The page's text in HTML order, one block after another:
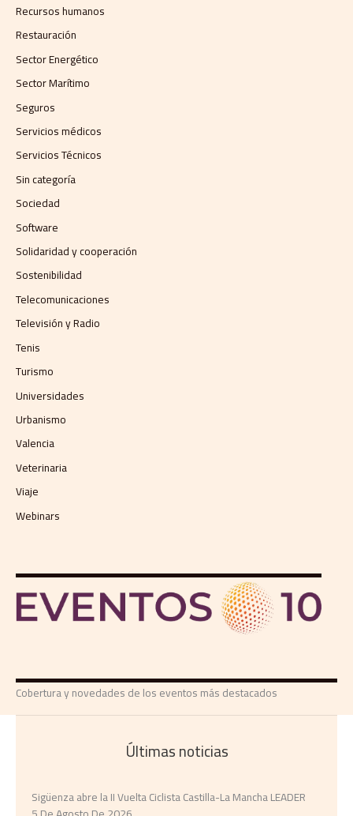
Recursos humanos
Restauración
Sector Energético
Sector Marítimo
Seguros
Servicios médicos
Servicios Técnicos
Sin categoría
Sociedad
Software
Solidaridad y cooperación
Sostenibilidad
Telecomunicaciones
Televisión y Radio
Tenis
Turismo
Universidades
Urbanismo
Valencia
Veterinaria
Viaje
Webinars
Cobertura y novedades de los eventos más destacados
Últimas noticias
Sigüenza abre la II Vuelta Ciclista Castilla-La Mancha LEADER